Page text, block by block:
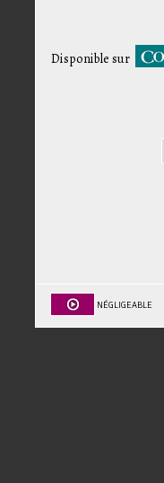
Disponible sur
NÉGLIGEABLE